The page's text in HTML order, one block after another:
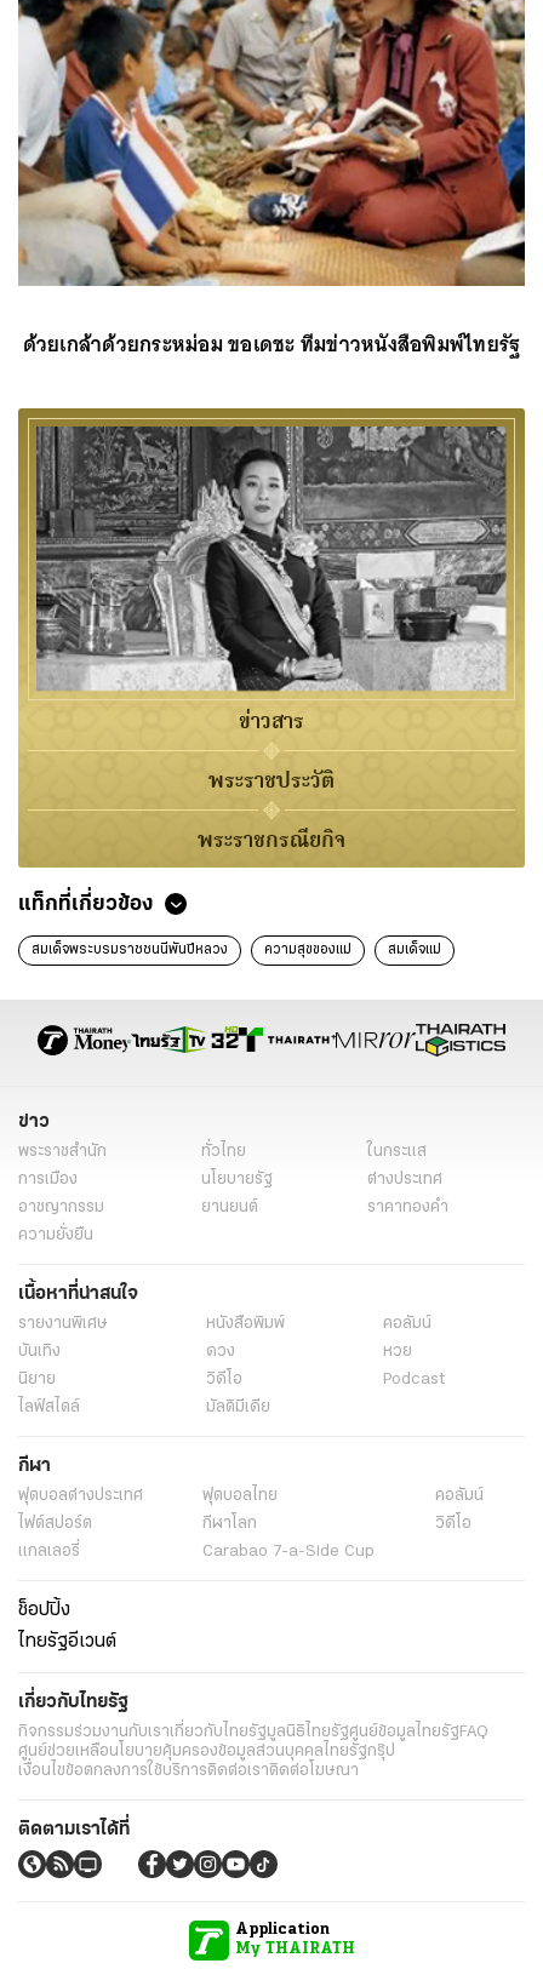
ด้วยเกล้าด้วยกระหม่อม ขอเดชะ ทีมข่าวหนังสือพิมพ์ไทยรัฐ
ข่าวสาร
พระราชประวัติ
พระราชกรณียกิจ
แท็กที่เกี่ยวข้อง
สมเด็จพระบรมราชชนนีพันปีหลวง ความสุขของแม่ สมเด็จแม่
ข่าว
พระราชสำนัก ทั่วไทย
ในกระแส
การเมือง
นโยบายรัฐ
ต่างประเทศ
อาชญากรรม
ยานยนต์
ราคาทองคำ
ความยั่งยืน
เนื้อหาที่น่าสนใจ
รายงานพิเศษ หนังสือพิมพ์
คอลัมน์
บันเทิง
ดวง
หวย
นิยาย
วิดีโอ
Podcast
ไลฟ์สไตล์
มัลติมีเดีย
กีฬา
ฟุตบอลต่่างประเทศ ฟุตบอลไทย
คอลัมน์
ไฟต์สปอร์ต
กีฬาโลก
วิดีโอ
แกลเลอรี่
Carabao 7-a-Side Cup
ช็อปปิ้ง
ไทยรัฐอีเวนต์
เกี่ยวกับไทยรัฐ
กิจกรรมร่วมงานกับเราเกี่ยวกับไทยรัฐมูลนิธิไทยรัฐศูนย์ข้อมูลไทยรัฐFAQ
ศูนย์ช่วยเหลือนโยบายคุ้มครองข้อมูลส่วนบุคคลไทยรัฐกรุ๊ป
เงื่อนไขข้อตกลงการใช้บริการติดต่อเราติดต่อโฆษณา
ติดตามเราได้ที่
Application
My THAIRATH